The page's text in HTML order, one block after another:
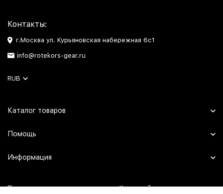
Контакты:
г.Москва ул. Курьяновская набережная 6с1
info@rotekors-gear.ru
RUB
Каталог товаров
Помощь
Информация
Политика персональных данных Карта сайта